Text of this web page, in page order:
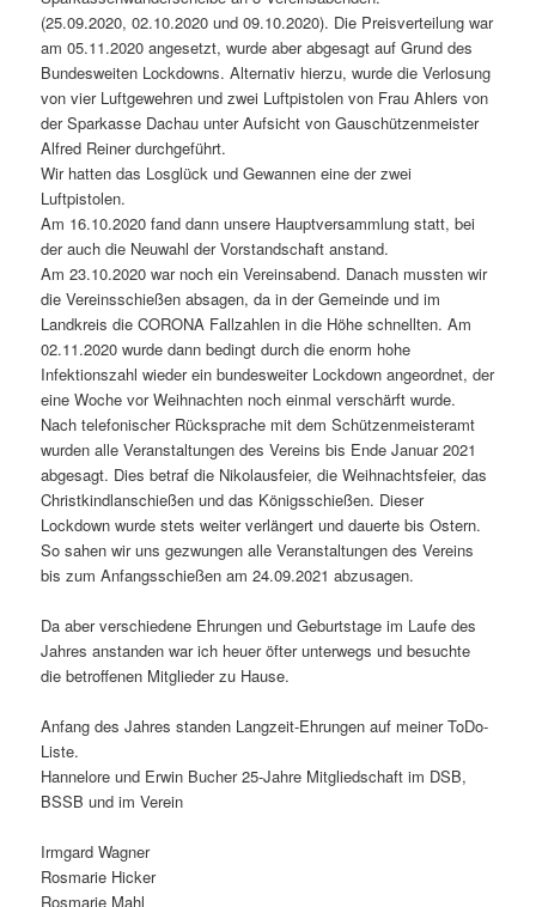
(25.09.2020, 02.10.2020 und 09.10.2020). Die Preisverteilung war
am 05.11.2020 angesetzt, wurde aber abgesagt auf Grund des
Bundesweiten Lockdowns. Alternativ hierzu, wurde die Verlosung
von vier Luftgewehren und zwei Luftpistolen von Frau Ahlers von
der Sparkasse Dachau unter Aufsicht von Gauschützenmeister
Alfred Reiner durchgeführt.
Wir hatten das Losglück und Gewannen eine der zwei
Luftpistolen.
Am 16.10.2020 fand dann unsere Hauptversammlung statt, bei
der auch die Neuwahl der Vorstandschaft anstand.
Am 23.10.2020 war noch ein Vereinsabend. Danach mussten wir
die Vereinsschießen absagen, da in der Gemeinde und im
Landkreis die CORONA Fallzahlen in die Höhe schnellten. Am
02.11.2020 wurde dann bedingt durch die enorm hohe
Infektionszahl wieder ein bundesweiter Lockdown angeordnet, der
eine Woche vor Weihnachten noch einmal verschärft wurde.
Nach telefonischer Rücksprache mit dem Schützenmeisteramt
wurden alle Veranstaltungen des Vereins bis Ende Januar 2021
abgesagt. Dies betraf die Nikolausfeier, die Weihnachtsfeier, das
Christkindlanschießen und das Königsschießen. Dieser
Lockdown wurde stets weiter verlängert und dauerte bis Ostern.
So sahen wir uns gezwungen alle Veranstaltungen des Vereins
bis zum Anfangsschießen am 24.09.2021 abzusagen.
Da aber verschiedene Ehrungen und Geburtstage im Laufe des
Jahres anstanden war ich heuer öfter unterwegs und besuchte
die betroffenen Mitglieder zu Hause.
Anfang des Jahres standen Langzeit-Ehrungen auf meiner ToDo-
Liste.
Hannelore und Erwin Bucher 25-Jahre Mitgliedschaft im DSB,
BSSB und im Verein
Irmgard Wagner
Rosmarie Hicker
Rosmarie Mahl